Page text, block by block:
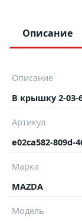
Описание
Описание
В крышку 2-03-
Артикул
e02ca582-809d-
Марка
MAZDA
Модель